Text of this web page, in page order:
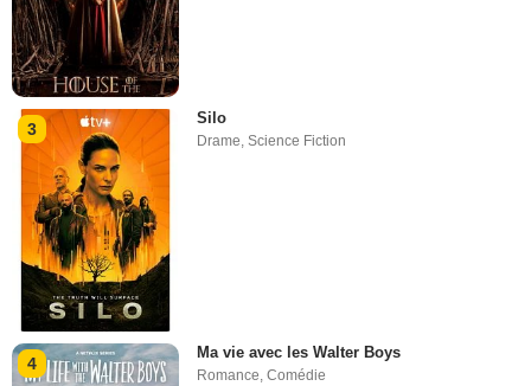
3
Silo
Drame,Science Fiction
4
Ma vie avec les Walter Boys
Romance,Comédie